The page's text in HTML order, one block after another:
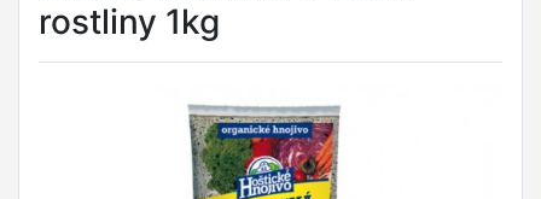
rostliny 1kg